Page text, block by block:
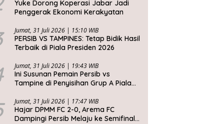
Yuke Dorong Koperasi Jabar Jadi
Penggerak Ekonomi Kerakyatan
Jumat, 31 Juli 2026 | 15:10 WIB
PERSIB VS TAMPINES: Tetap Bidik Hasil
Terbaik di Piala Presiden 2026
Jumat, 31 Juli 2026 | 19:43 WIB
Ini Susunan Pemain Persib vs
Tampine di Penyisihan Grup A Piala
Jumat, 31 Juli 2026 | 17:47 WIB
Hajar DPMM FC 2-0, Arema FC
Dampingi Persib Melaju ke Semifinal